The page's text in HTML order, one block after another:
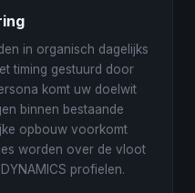
in organisch dagelijks
timing gestuurd door
komt uw doelwit
binnen bestaande
opbouw voorkomt
worden over de vloot
profielen.